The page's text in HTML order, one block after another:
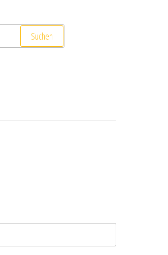
Suchen